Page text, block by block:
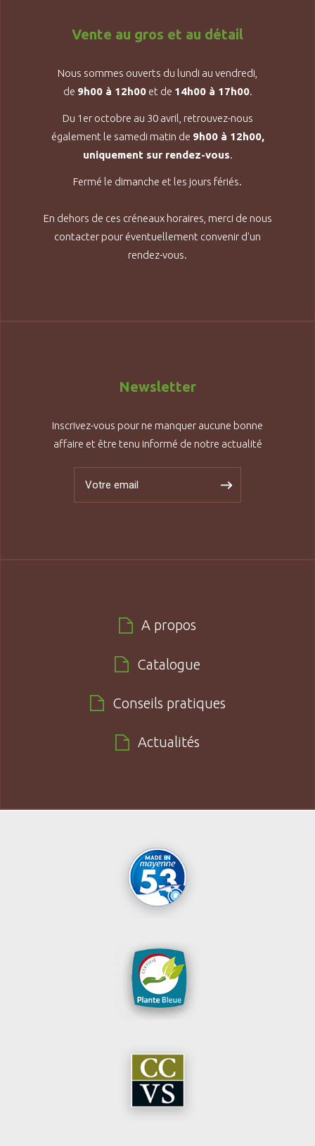
Vente au gros et au détail
Nous sommes ouverts du lundi au vendredi,
de 9h00 à 12h00et de 14h00 à 17h00.
Du 1er octobre au 30 avril, retrouvez-nous
également le samedi matin de 9h00 à 12h00,
uniquement sur rendez-vous.
Fermé le dimanche et les jours fériés.
En dehors de ces créneaux horaires, merci de nous
contacter pour éventuellement convenir d'un
rendez-vous.
Newsletter
Inscrivez-vous pour ne manquer aucune bonne
affaire et être tenu informé de notre actualité
A propos
Catalogue
Conseils pratiques
Actualités